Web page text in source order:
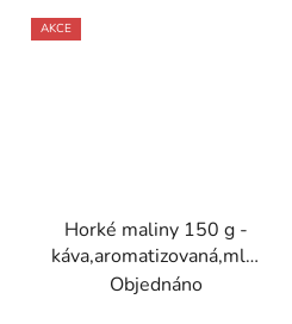
AKCE
Horké maliny 150 g -
káva,aromatizovaná,mletá
- Oxalis
Objednáno